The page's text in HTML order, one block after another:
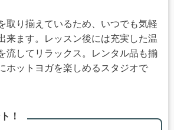
取り揃えているため、いつでも気軽
来ます。レッスン後には充実した温
流してリラックス。レンタル品も揃
ホットヨガを楽しめるスタジオで
！